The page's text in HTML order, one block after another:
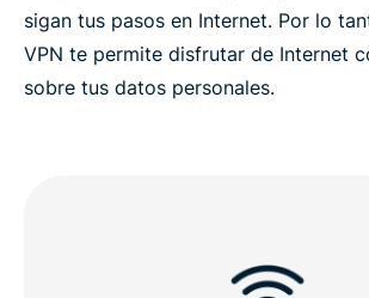
sigan tus pasos en Internet. Por lo
VPN te permite disfrutar de Internet
sobre tus datos personales.